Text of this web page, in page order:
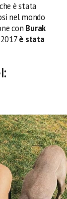
è stata
nel mondo
con Burak
è stata